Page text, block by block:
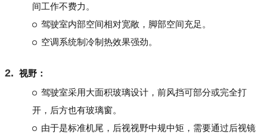
间工作不费力。
驾驶室内部空间相对宽敞，脚部空间充足。
空调系统制冷制热效果强劲。
视野：
驾驶室采用大面积玻璃设计，前风挡可部分或完全打
开，后方也有玻璃窗。
由于是标准机尾，后视视野中规中矩，需要通过后视镜